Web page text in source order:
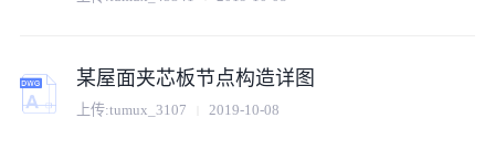
某屋面夹芯板节点构造详图
上传:tumux_3107 2019-10-08